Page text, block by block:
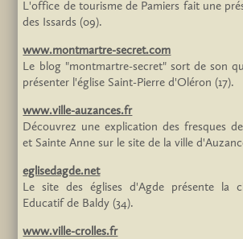
L'office de tourisme de Pamiers fait une
des Issards (09).
www.montmartre-secret.com
Le blog "montmartre-secret" sort de son
présenter l'église Saint-Pierre d'Oléron (17).
www.ville-auzances.fr
Découvrez une explication des fresques
et Sainte Anne sur le site de la ville
eglisedagde.net
Le site des églises d'Agde présente la
Educatif de Baldy (34).
www.ville-crolles.fr